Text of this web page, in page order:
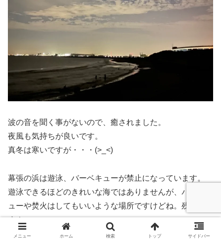
波の音を聞く事がないので、癒されました。
夜風も気持ちが良いです。
真冬は寒いですが・・・(>_<)
幕張の浜は遊泳、バーベキューが禁止になっています。
遊泳できるほどのきれいな海ではありませんが、バーベキ
ューや焚火はしてもいいような場所ですけどね。残念で
す！
メニュー ホーム 検索 トップ サイドバー